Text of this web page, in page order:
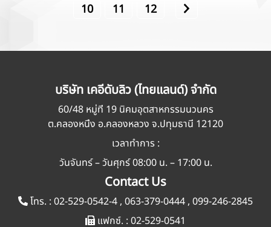
10
11 12
บริษัท เคอีดับลิว (ไทยแลนด์) จำกัด
60/48 หมู่ที่ 19 นิคมอุตสาหกรรมนวนคร
ต.คลองหนึ่ง อ.คลองหลวง จ.ปทุมธานี 12120
เวลาทำการ :
วันจันทร์ – วันศุกร์ 08:00 น. – 17:00 น.
Contact Us
โทร. : 02-529-0542-4, 063-379-0444, 099-246-2845
แฟกซ์. : 02-529-0541